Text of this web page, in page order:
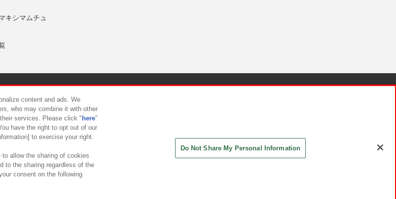
キシマムチュ
カスタマーハラスメント対応方針
content and ads. We
who may combine it with other
services. Please click " here"
have the right to opt out of our
to exercise your right.
allow the sharing of cookies
to the sharing regardless of the
consent on the following
Do Not Share My Personal Information